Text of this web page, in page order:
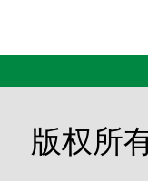
版权所